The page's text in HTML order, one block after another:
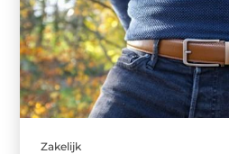
Zakelijk